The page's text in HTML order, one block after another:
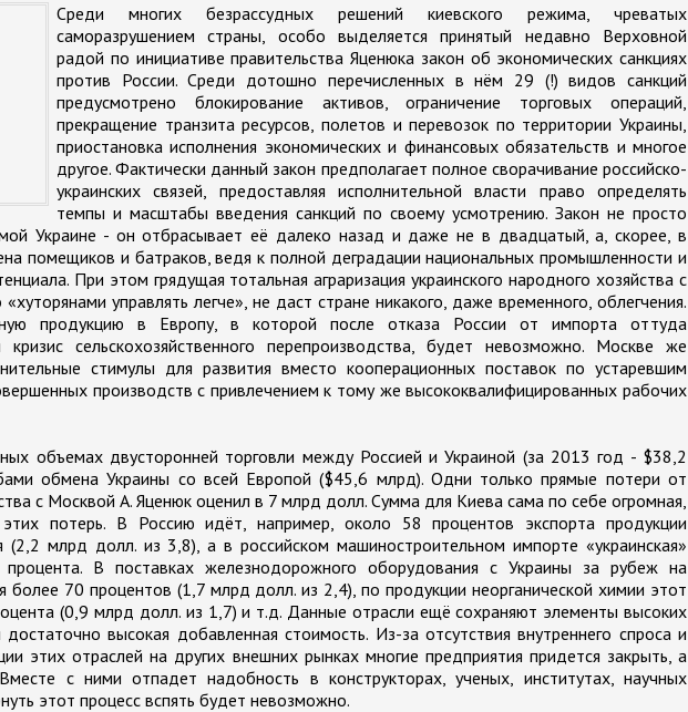
Среди многих безрассудных решений киевского режима, чреватых
саморазрушением страны, особо выделяется принятый недавно Верховной
радой по инициативе правительства Яценюка закон об экономических санкциях
против России. Среди дотошно перечисленных в нём 29 (!) видов санкций
предусмотрено блокирование активов, ограничение торговых операций,
прекращение транзита ресурсов, полетов и перевозок по территории Украины,
приостановка исполнения экономических и финансовых обязательств и многое
другое. Фактически данный закон предполагает полное сворачивание российско-
украинских связей, предоставляя исполнительной власти право определять
темпы и масштабы введения санкций по своему усмотрению. Закон не просто
Украине - он отбрасывает её далеко назад и даже не в двадцатый, а, скорее, в
помещиков и батраков, ведя к полной деградации национальных промышленности и
При этом грядущая тотальная аграризация украинского народного хозяйства с
управлять легче», не даст стране никакого, даже временного, облегчения.
продукцию в Европу, в которой после отказа России от импорта оттуда
кризис сельскохозяйственного перепроизводства, будет невозможно. Москве же
стимулы для развития вместо кооперационных поставок по устаревшим
производств с привлечением к тому же высококвалифицированных рабочих
объемах двусторонней торговли между Россией и Украиной (за 2013 год - $38,2
обмена Украины со всей Европой ($45,6 млрд). Одни только прямые потери от
с Москвой А. Яценюк оценил в 7 млрд долл. Сумма для Киева сама по себе огромная,
потерь. В Россию идёт, например, около 58 процентов экспорта продукции
(2,2 млрд долл. из 3,8), а в российском машиностроительном импорте «украинская»
В поставках железнодорожного оборудования с Украины за рубеж на
более 70 процентов (1,7 млрд долл. из 2,4), по продукции неорганической химии этот
(0,9 млрд долл. из 1,7) и т.д. Данные отрасли ещё сохраняют элементы высоких
достаточно высокая добавленная стоимость. Из-за отсутствия внутреннего спроса и
этих отраслей на других внешних рынках многие предприятия придется закрыть, а
с ними отпадет надобность в конструкторах, ученых, институтах, научных
этот процесс вспять будет невозможно.